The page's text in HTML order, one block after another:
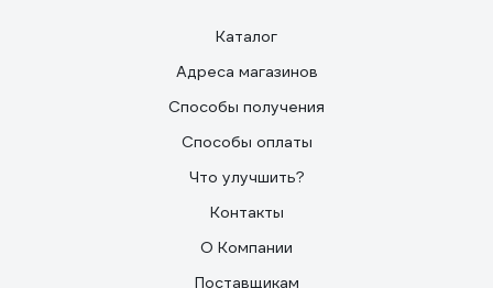
Каталог
Адреса магазинов
Способы получения
Способы оплаты
Что улучшить?
Контакты
О Компании
Поставщикам